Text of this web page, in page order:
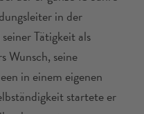
in der
Tätigkeit als
Wunsch, seine
in einem eigenen
startete er